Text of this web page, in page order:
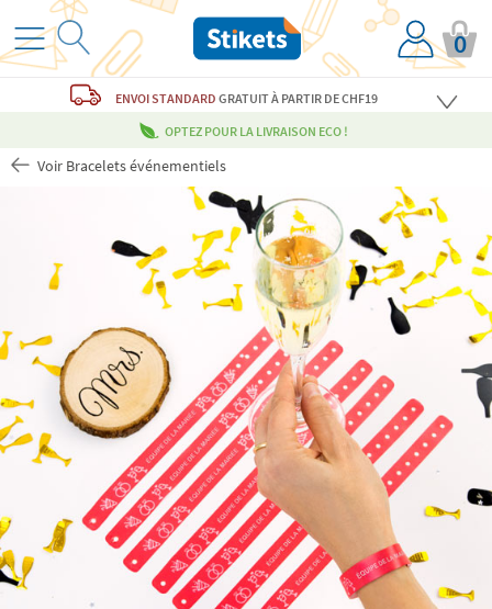
0
ENVOI STANDARD GRATUITÀ PARTIR DE CHF19
OPTEZ POUR LA LIVRAISON ECO !
Voir Bracelets événementiels